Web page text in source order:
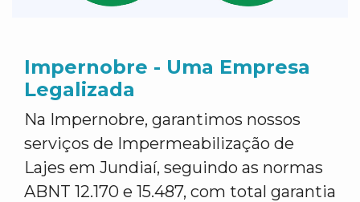
Impernobre - Uma Empresa
Legalizada
Na Impernobre, garantimos nossos
serviços de Impermeabilização de
Lajes em Jundiaí, seguindo as normas
ABNT 12.170 e 15.487, com total garantia